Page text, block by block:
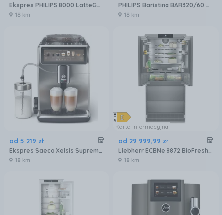
Ekspres PHILIPS 8000 LatteGo Pro EP8757/12
18 km
PHILIPS Baristina BAR320/60 Podwójny pojemnik na ziarna czarny
18 km
od 5 219 zł
Ekspres Saeco Xelsis Suprema SM8885/00 Metalowy
18 km
Karta informacyjna
od 29 999,99 zł
Liebherr ECBNe 8872 BioFresh NoFrost
18 km